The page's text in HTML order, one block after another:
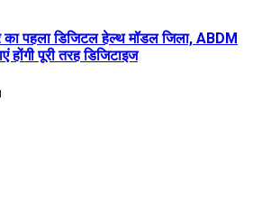
का पहला डिजिटल हेल्थ मॉडल जिला, ABDM
होंगी पूरी तरह डिजिटाइज